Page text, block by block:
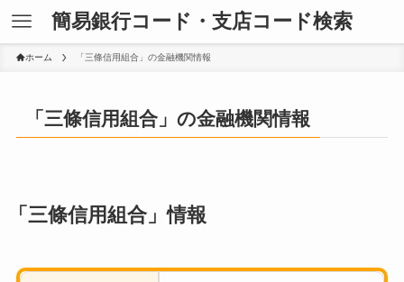
簡易銀行コード・支店コード検索
ホーム 「三條信用組合」の金融機関情報
「三條信用組合」の金融機関情報
「三條信用組合」情報